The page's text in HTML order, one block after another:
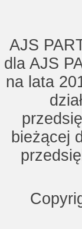
AJS
dla AJS
na lata
bieżącej